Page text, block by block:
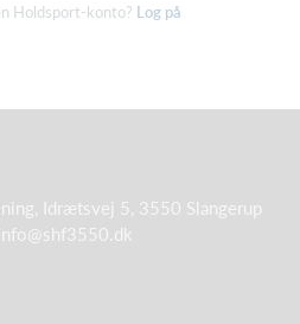
Holdsport-konto? Log på
Idrætsvej 5, 3550 Slangerup